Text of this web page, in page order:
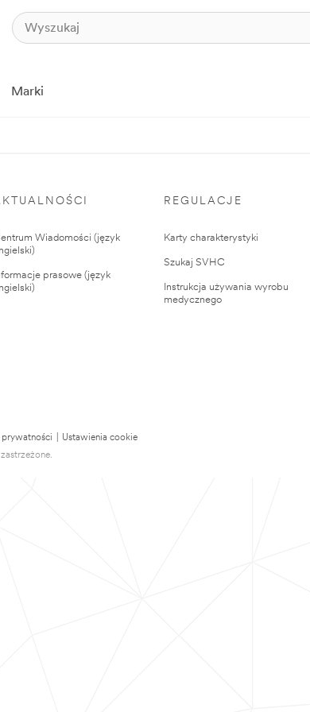
Marki
Wiadomości (język
prasowe (język
REGULACJE
Karty charakterystyki
Szukaj SVHC
Instrukcja używania wyrobu
medycznego
prywatności
Ustawienia cookie